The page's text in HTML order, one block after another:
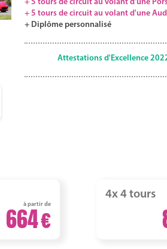
+ 5 tours de circuit au volant d'une
+ 5 tours de circuit au volant d'une
+ Diplôme personnalisé
Attestations d'Excellence
à partir de
664
4x 4 tours